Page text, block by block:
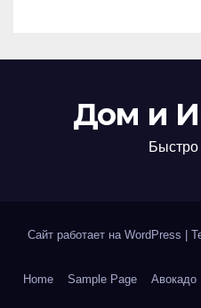
Дом и
Быстро
Сайт работает на WordPress |
Home Sample Page Авокадо